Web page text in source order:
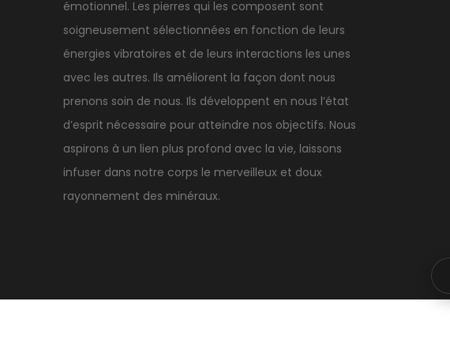
émotionnel. Les pierres qui les composent sont
soigneusement sélectionnées en fonction de leurs
énergies vibratoires et de leurs interactions les unes
avec les autres. Ils améliorent la façon dont nous
prenons soin de nous. Ils développent en nous l’état
d’esprit nécessaire pour atteindre nos objectifs. Nous
aspirons à un lien plus profond avec la vie, laissons
infuser dans notre corps le merveilleux et doux
rayonnement des minéraux.